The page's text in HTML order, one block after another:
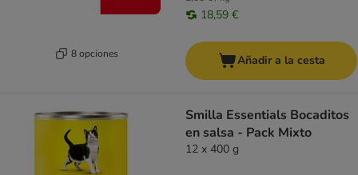
8 opciones
18,59 €
Añadir a la cesta
Smilla Essentials Bocaditos
en salsa - Pack Mixto
12 x 400 g